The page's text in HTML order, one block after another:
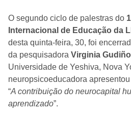
O segundo ciclo de palestras do
Internacional de Educação da
desta quinta-feira, 30, foi
da pesquisadora Virginia
Universidade de Yeshiva, Nova
neuropsicoeducadora
“A contribuição do neurocapital
aprendizado”.